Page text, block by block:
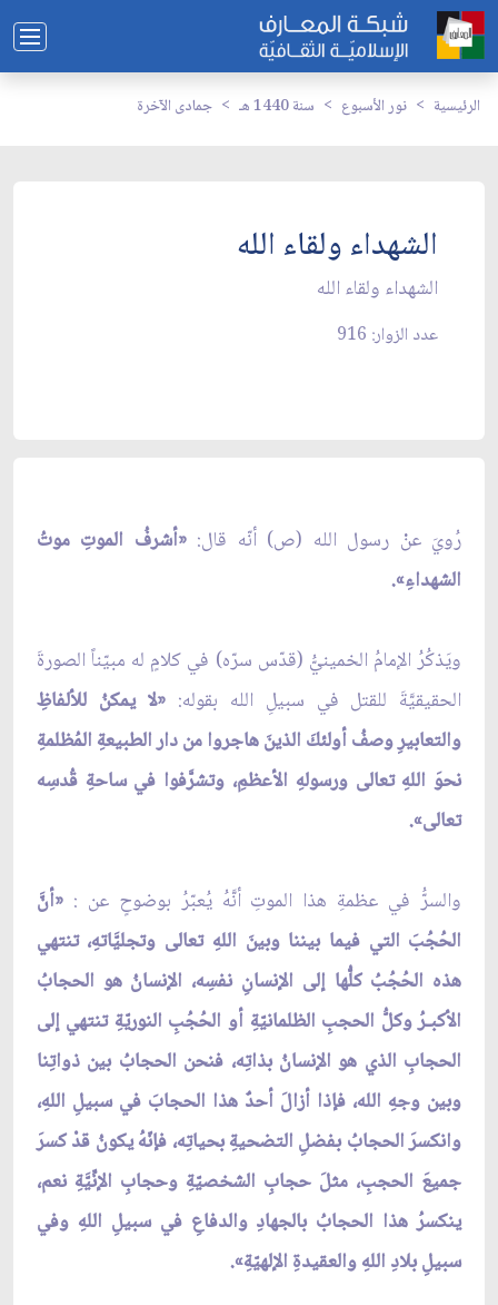
الرئيسية نور الأسبوع سنة 1440 هـ جمادى الآخرة
الشهداء ولقاء الله
الشهداء ولقاء الله
عدد الزوار: 916
رُويَ عنْ رسول الله (ص) أنّه قال:«أشرفُ الموتِ موتُ
الشهداءِ».
ويَذكُرُ الإمامُ الخمينيُّ (قدّس سرّه) في كلامٍ له مبيّناً الصورةَ
الحقيقيَّةَ للقتل في سبيلِ الله بقوله: «لا يمكنُ للألفاظِ
والتعابيرِ وصفُ أولئكَ الذينَ هاجروا من دار الطبيعةِ المُظلمةِ
نحوَ اللهِ تعالى ورسولهِ الأعظمِ، وتشرَّفوا في ساحةِ قُدسِه
تعالى».
والسرُّ في عظمةِ هذا الموتِ أنَّهُ يُعبّرُ بوضوحٍ عن :«أنَّ
الحُجُبَ التي فيما بيننا وبينَ اللهِ تعالى وتجليَّاتهِ، تنتهي
هذه الحُجُبُ كلُّها إلى الإنسانِ نفسِه، الإنسانُ هو الحجابُ
الأكبـرُ وكلُّ الحجبِ الظلمانيّةِ أو الحُجُبِ النوريّةِ تنتهي إلى
الحجابِ الذي هو الإنسانُ بذاتِه، فنحن الحجابُ بين ذواتِنا
وبين وجهِ الله، فإذا أزالَ أحدٌ هذا الحجابَ في سبيلِ اللهِ،
وانكسرَ الحجابُ بفضلِ التضحيةِ بحياتِه، فإنّهُ يكونُ قدْ كسرَ
جميعَ الحجبِ، مثلَ حجابِ الشخصيّةِ وحجابِ الإنِّيَّةِ نعم،
ينكسرُ هذا الحجابُ بالجهادِ والدفاعِ في سبيلِ اللهِ وفي
سبيلِ بلادِ اللهِ والعقيدةِ الإلهيّةِ».